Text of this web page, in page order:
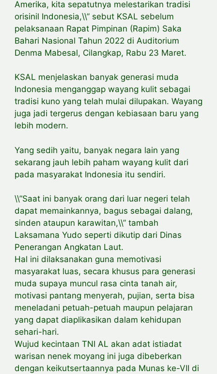
Amerika, kita sepatutnya melestarikan tradisi
orisinil Indonesia,\\” sebut KSAL sebelum
pelaksanaan Rapat Pimpinan (Rapim) Saka
Bahari Nasional Tahun 2022 di Auditorium
Denma Mabesal, Cilangkap, Rabu 23 Maret.
KSAL menjelaskan banyak generasi muda
Indonesia menganggap wayang kulit sebagai
tradisi kuno yang telah mulai dilupakan. Wayang
juga jadi tergerus dengan kebiasaan baru yang
lebih modern.
Yang sedih yaitu, banyak negara lain yang
sekarang jauh lebih paham wayang kulit dari
pada masyarakat Indonesia itu sendiri.
\\”Saat ini banyak orang dari luar negeri telah
dapat memainkannya, bagus sebagai dalang,
sinden ataupun karawitan,\\” tambah
Laksamana Yudo seperti dikutip dari Dinas
Penerangan Angkatan Laut.
Hal ini dilaksanakan guna memotivasi
masyarakat luas, secara khusus para generasi
muda supaya muncul rasa cinta tanah air,
motivasi pantang menyerah, pujian, serta bisa
meneladani petuah-petuah maupun pelajaran
yang dapat diaplikasikan dalam kehidupan
sehari-hari.
Wujud kecintaan TNI AL akan adat istiadat
warisan nenek moyang ini juga dibeberkan
dengan keikutsertaannya pada Munas ke-VII di